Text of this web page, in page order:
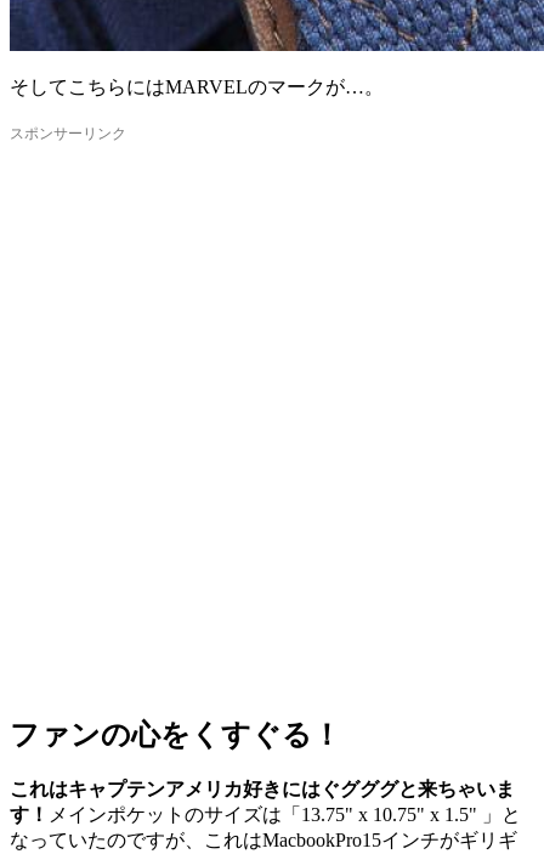
そしてこちらにはMARVELのマークが…。
ファンの心をくすぐる！
これはキャプテンアメリカ好きにはぐグググと来ちゃいま
す！ メインポケットのサイズは「13.75" x 10.75" x 1.5" 」と
なっていたのですが、これはMacbookPro15インチがギリギ